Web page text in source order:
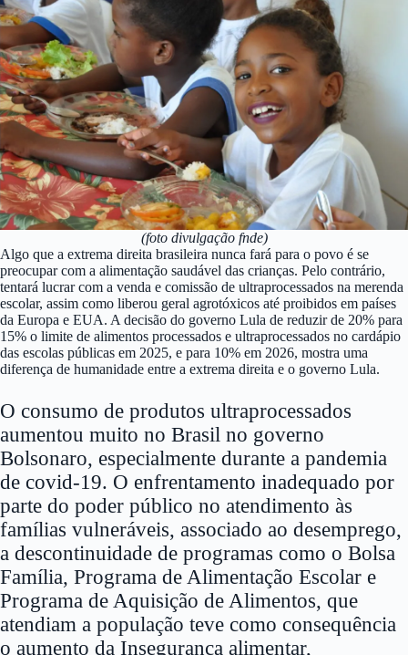
(foto divulgação fnde)
Algo que a extrema direita brasileira nunca fará para o povo é se
preocupar com a alimentação saudável das crianças. Pelo contrário,
tentará lucrar com a venda e comissão de ultraprocessados na merenda
escolar, assim como liberou geral agrotóxicos até proibidos em países
da Europa e EUA. A decisão do governo Lula de reduzir de 20% para
15% o limite de alimentos processados e ultraprocessados no cardápio
das escolas públicas em 2025, e para 10% em 2026, mostra uma
diferença de humanidade entre a extrema direita e o governo Lula.
O consumo de produtos ultraprocessados
aumentou muito no Brasil no governo
Bolsonaro, especialmente durante a pandemia
de covid-19. O enfrentamento inadequado por
parte do poder público no atendimento às
famílias vulneráveis, associado ao desemprego,
a descontinuidade de programas como o Bolsa
Família, Programa de Alimentação Escolar e
Programa de Aquisição de Alimentos, que
atendiam a população teve como consequência
o aumento da Insegurança alimentar,